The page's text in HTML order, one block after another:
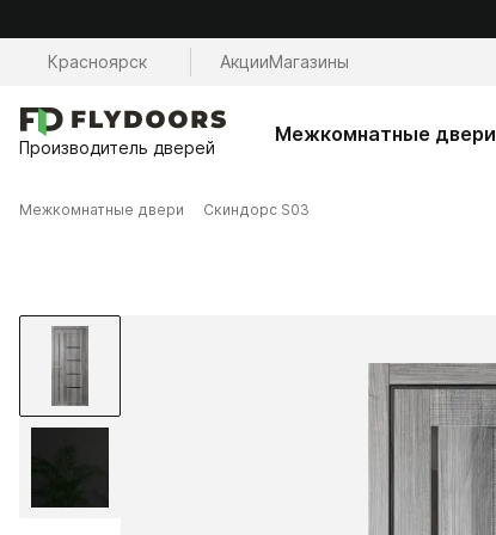
Красноярск АкцииМагазины
Производитель дверей
Межкомнатные двери
Межкомнатные двери Скиндорс S03